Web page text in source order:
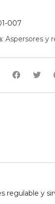
007
Aspersores y
regulable y